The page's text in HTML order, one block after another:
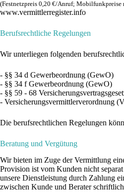
(Festnetzpreis 0,20 €/​Anruf;
www​.ver​mitt​ler​re​gis​ter​.info
Berufsrechtliche Regelungen
Wir unterliegen folgenden
- §§ 34 d Gewerbeordnung (GewO)
- §§ 34 f Gewerbeordnung (GewO)
- §§ 59 - 68
- Versicherungsvermittlerverordnung
Die berufsrechtlichen Regelungen
Beratung und Vergütung
Wir bieten im Zuge der Vermittlung
Provision ist vom Kunden nicht
unsere Dienstleistung durch Zahlung
zwischen Kunde und Berater